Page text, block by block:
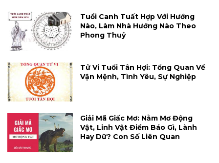
Tuổi Canh Tuất Hợp Với Hướng
Nào, Làm Nhà Hướng Nào Theo
Phong Thuỷ
Tử Vi Tuổi Tân Hợi: Tổng Quan Về
Vận Mệnh, Tình Yêu, Sự Nghiệp
Giải Mã Giấc Mơ: Nằm Mơ Động
Vật, Linh Vật Điềm Báo Gì, Lành
Hay Dữ? Con Số Liên Quan